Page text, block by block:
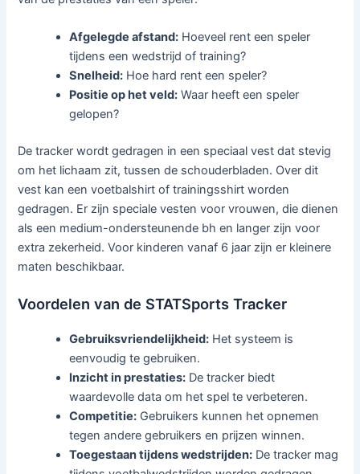
Afgelegde afstand: Hoeveel rent een speler
tijdens een wedstrijd of training?
Snelheid: Hoe hard rent een speler?
Positie op het veld: Waar heeft een speler
gelopen?
De tracker wordt gedragen in een speciaal vest dat stevig
om het lichaam zit, tussen de schouderbladen. Over dit
vest kan een voetbalshirt of trainingsshirt worden
gedragen. Er zijn speciale vesten voor vrouwen, die dienen
als een medium-ondersteunende bh en langer zijn voor
extra zekerheid. Voor kinderen vanaf 6 jaar zijn er kleinere
maten beschikbaar.
Voordelen van de STATSports Tracker
Gebruiksvriendelijkheid: Het systeem is
eenvoudig te gebruiken.
Inzicht in prestaties: De tracker biedt
waardevolle data om het spel te verbeteren.
Competitie: Gebruikers kunnen het opnemen
tegen andere gebruikers en prijzen winnen.
Toegestaan tijdens wedstrijden: De tracker mag